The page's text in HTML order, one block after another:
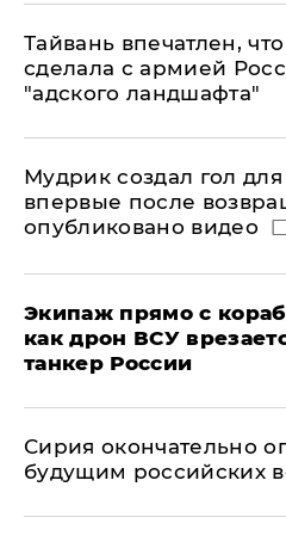
Тайвань впечатлен,
сделала с армией
"адского ландшафта"
Мудрик создал гол
впервые после
опубликовано видео
Экипаж прямо с
как дрон ВСУ
танкер России
Сирия окончательно
будущим российских